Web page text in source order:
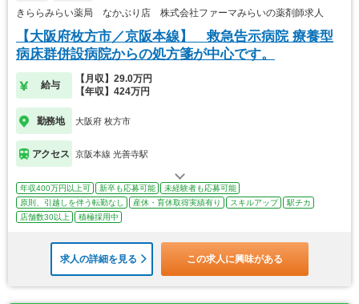
きららみらい薬局 なかぶり店 株式会社ファーマみらいの薬剤師求人
【大阪府枚方市／京阪本線】 救急告示病院 療養型
病床群併設病院からの処方箋が中心です。
給与
【月収】29.0万円
【年収】424万円
勤務地 大阪府 枚方市
アクセス 京阪本線 光善寺駅
年収400万円以上可 新卒も応募可能
未経験者も応募可能
原則、引越しを伴う転勤なし
産休・育休取得実績有り スキルアップ
駅チカ
店舗数30以上
積極採用中
求人の詳細を見る この求人に興味がある